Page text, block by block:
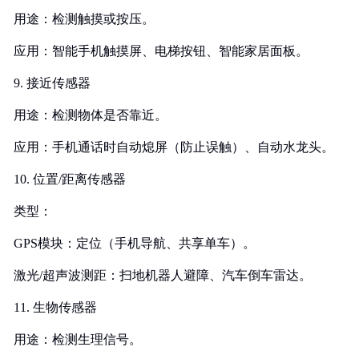
用途：检测触摸或按压。
应用：智能手机触摸屏、电梯按钮、智能家居面板。
9. 接近传感器
用途：检测物体是否靠近。
应用：手机通话时自动熄屏（防止误触）、自动水龙头。
10. 位置/距离传感器
类型：
GPS模块：定位（手机导航、共享单车）。
激光/超声波测距：扫地机器人避障、汽车倒车雷达。
11. 生物传感器
用途：检测生理信号。